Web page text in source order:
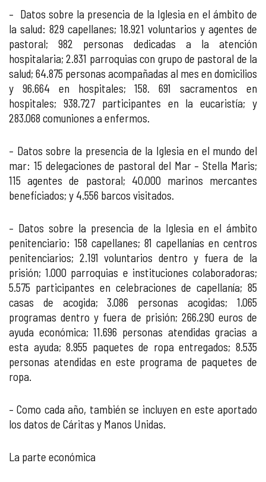
– Datos sobre la presencia de la Iglesia en el ámbito de
la salud: 829 capellanes; 18.921 voluntarios y agentes de
pastoral; 982 personas dedicadas a la atención
hospitalaria; 2.831 parroquias con grupo de pastoral de la
salud; 64.875 personas acompañadas al mes en domicilios
y 96.664 en hospitales; 158. 691 sacramentos en
hospitales; 938.727 participantes en la eucaristía; y
283.068 comuniones a enfermos.
– Datos sobre la presencia de la Iglesia en el mundo del
mar: 15 delegaciones de pastoral del Mar – Stella Maris;
115 agentes de pastoral; 40.000 marinos mercantes
beneficiados; y 4.556 barcos visitados.
– Datos sobre la presencia de la Iglesia en el ámbito
penitenciario: 158 capellanes; 81 capellanías en centros
penitenciarios; 2.191 voluntarios dentro y fuera de la
prisión; 1.000 parroquias e instituciones colaboradoras;
5.575 participantes en celebraciones de capellanía; 85
casas de acogida; 3.086 personas acogidas; 1.065
programas dentro y fuera de prisión; 266.290 euros de
ayuda económica; 11.696 personas atendidas gracias a
esta ayuda; 8.955 paquetes de ropa entregados; 8.535
personas atendidas en este programa de paquetes de
ropa.
– Como cada año, también se incluyen en este aportado
los datos de Cáritas y Manos Unidas.
La parte económica